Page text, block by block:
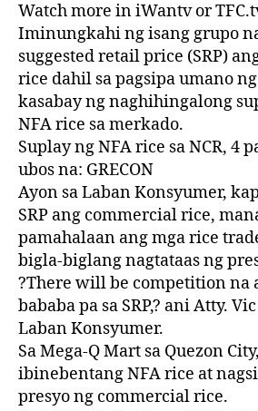
Watch more in iWantv or
Iminungkahi ng isang grupo
suggested retail price (SRP)
rice dahil sa pagsipa umano
kasabay ng naghihingalong
NFA rice sa merkado.
Suplay ng NFA rice sa NCR, 4
ubos na: GRECON
Ayon sa Laban Konsyumer,
SRP ang commercial rice,
pamahalaan ang mga rice
bigla-biglang nagtataas ng
?There will be competition na
bababa pa sa SRP,? ani Atty.
Laban Konsyumer.
Sa Mega-Q Mart sa Quezon
ibinebentang NFA rice at
presyo ng commercial rice.